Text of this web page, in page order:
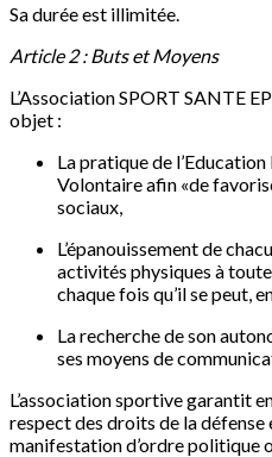
Sa durée est illimitée.
Article 2 : Buts et Moyens
L’Association SPORT SANTE
objet :
La pratique de
Volontaire afin «de
sociaux,
L’épanouissement de
activités physiques à
chaque fois qu’il se peut,
La recherche de son
ses moyens de
L’association sportive garantit
respect des droits de la
manifestation d’ordre politique